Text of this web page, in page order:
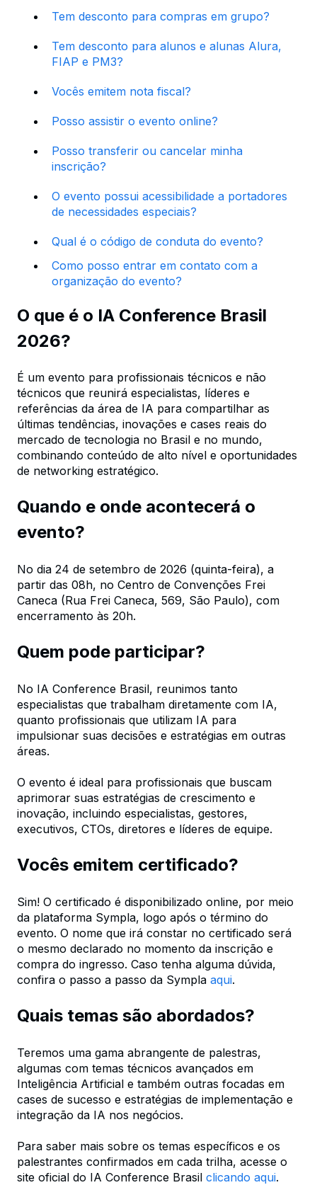
Tem desconto para compras em grupo?
Tem desconto para alunos e alunas Alura,
FIAP e PM3?
Vocês emitem nota fiscal?
Posso assistir o evento online?
Posso transferir ou cancelar minha
inscrição?
O evento possui acessibilidade a portadores
de necessidades especiais?
Qual é o código de conduta do evento?
Como posso entrar em contato com a
organização do evento?
O que é o IA Conference Brasil
2026?
É um evento para profissionais técnicos e não
técnicos que reunirá especialistas, líderes e
referências da área de IA para compartilhar as
últimas tendências, inovações e cases reais do
mercado de tecnologia no Brasil e no mundo,
combinando conteúdo de alto nível e oportunidades
de networking estratégico.
Quando e onde acontecerá o
evento?
No dia 24 de setembro de 2026 (quinta-feira), a
partir das 08h, no Centro de Convenções Frei
Caneca (Rua Frei Caneca, 569, São Paulo), com
encerramento às 20h.
Quem pode participar?
No IA Conference Brasil, reunimos tanto
especialistas que trabalham diretamente com IA,
quanto profissionais que utilizam IA para
impulsionar suas decisões e estratégias em outras
áreas.
O evento é ideal para profissionais que buscam
aprimorar suas estratégias de crescimento e
inovação, incluindo especialistas, gestores,
executivos, CTOs, diretores e líderes de equipe.
Vocês emitem certificado?
Sim! O certificado é disponibilizado online, por meio
da plataforma Sympla, logo após o término do
evento. O nome que irá constar no certificado será
o mesmo declarado no momento da inscrição e
compra do ingresso. Caso tenha alguma dúvida,
confira o passo a passo da Sympla aqui.
Quais temas são abordados?
Teremos uma gama abrangente de palestras,
algumas com temas técnicos avançados em
Inteligência Artificial e também outras focadas em
cases de sucesso e estratégias de implementação e
integração da IA nos negócios.
Para saber mais sobre os temas específicos e os
palestrantes confirmados em cada trilha, acesse o
site oficial do IA Conference Brasil clicando aqui.